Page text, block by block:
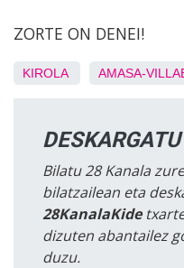
ZORTE ON DENEI!
KIROLA AMASA-
Bilatu 28 Kanala
bilatzailean eta
28KanalaKide
dizuten abantailez
duzu.